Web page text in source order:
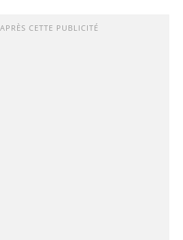
CETTE PUBLICITÉ